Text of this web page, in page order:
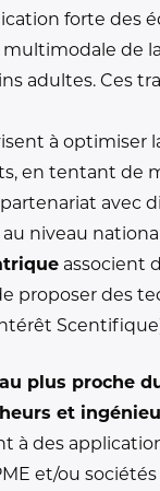
forte des
de
adultes. Ces
à optimiser
en tentant de
avec
niveau
associent
proposer des
plus proche
et
des
et/ou